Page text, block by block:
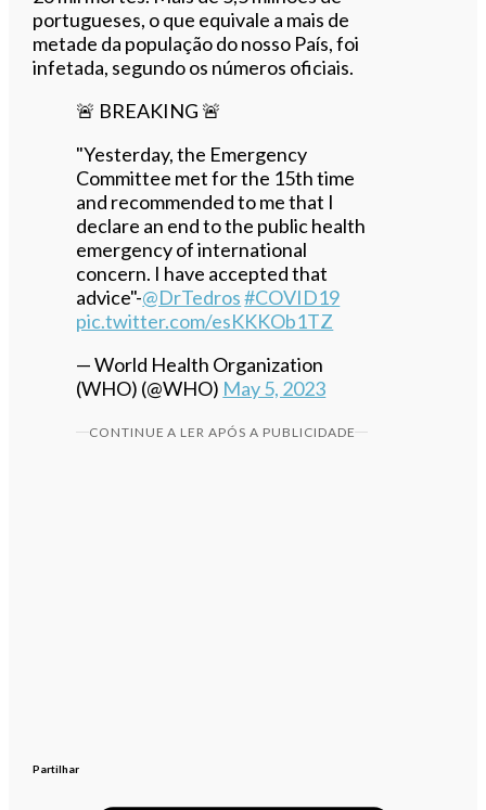
portugueses, o que equivale a mais de
metade da população do nosso País, foi
infetada, segundo os números oficiais.
🚨 BREAKING 🚨
"Yesterday, the Emergency
Committee met for the 15th time
and recommended to me that I
declare an end to the public health
emergency of international
concern. I have accepted that
advice"-@DrTedros#COVID19
pic.twitter.com/esKKKOb1TZ
— World Health Organization
(WHO) (@WHO) May 5, 2023
CONTINUE A LER APÓS A PUBLICIDADE
Partilhar